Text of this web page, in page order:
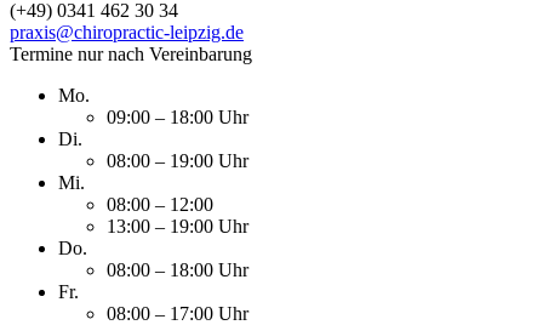
(+49) 0341 462 30 34
praxis@chiropractic-leipzig.de
Termine nur nach Vereinbarung
Mo.
09:00 – 18:00 Uhr
Di.
08:00 – 19:00 Uhr
Mi.
08:00 – 12:00
13:00 – 19:00 Uhr
Do.
08:00 – 18:00 Uhr
Fr.
08:00 – 17:00 Uhr